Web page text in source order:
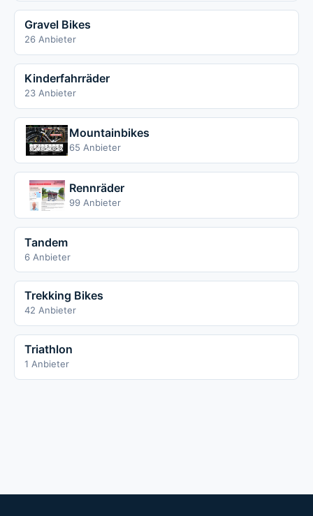
Gravel Bikes
26 Anbieter
Kinderfahrräder
23 Anbieter
Mountainbikes
65 Anbieter
Rennräder
99 Anbieter
Tandem
6 Anbieter
Trekking Bikes
42 Anbieter
Triathlon
1 Anbieter